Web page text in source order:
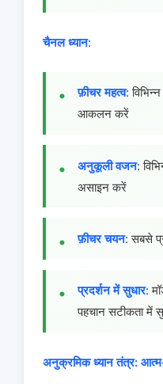
चैनल ध्यान:
फ़ीचर महत्व:
आकलन करें
अनुकूली वजन:
असाइन करें
फ़ीचर चयन: सबसे
प्रदर्शन में सुधार:
पहचान सटीकता में
अनुक्रमिक ध्यान तंत्र: